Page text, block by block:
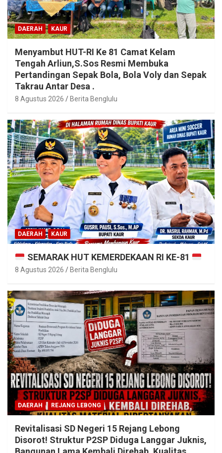
DAERAH KAUR
Menyambut HUT-RI Ke 81 Camat Kelam
Tengah Arliun,S.Sos Resmi Membuka
Pertandingan Sepak Bola, Bola Voly dan Sepak
Takrau Antar Desa .
8 Agustus 2026 Berita Benglulu
DAERAH KAUR
SEMARAK HUT KEMERDEKAAN RI KE-81
8 Agustus 2026 Berita Benglulu
DAERAH REJANG LEBONG
Revitalisasi SD Negeri 15 Rejang Lebong
Disorot! Struktur P2SP Diduga Langgar Juknis,